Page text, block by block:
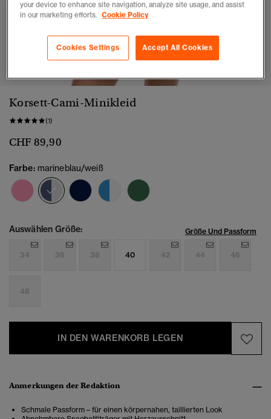
1 2 4 5
Korsett-Cami-Minikleid
(1)
CHF 89,90
Farbe: marineblau/weiß
Ausgewählt
Auswählen Größe: Größe Und Passform
34 36 38 40 42 44 46
48
IN DEN WARENKORB LEGEN
Anmerkungen der Redaktion
Schmale Passform – für einen körpernahen, taillierten Look
your device to enhance site navigation, analyze site usage, and assist
in our marketing efforts. Cookie Policy
Accept All Cookies
Cookies Settings